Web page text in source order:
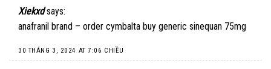
Xiekxd says:
anafranil brand – order cymbalta buy generic sinequan 75mg
30 THÁNG 3, 2024 AT 7:06 CHIỀU